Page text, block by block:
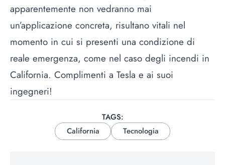
apparentemente non vedranno mai
un’applicazione concreta, risultano vitali nel
momento in cui si presenti una condizione di
reale emergenza, come nel caso degli incendi in
California. Complimenti a Tesla e ai suoi
ingegneri!
TAGS:
California
Tecnologia